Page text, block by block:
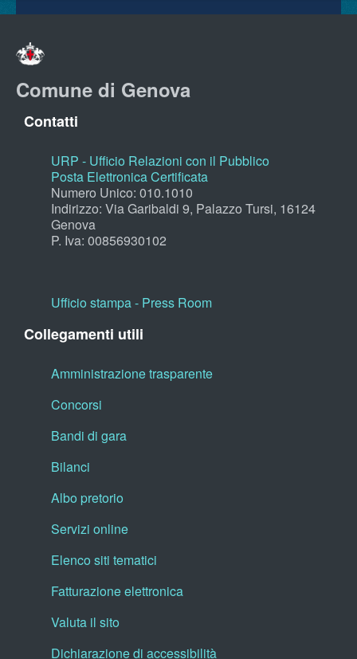
Comune di Genova
Contatti
URP - Ufficio Relazioni con il Pubblico
Posta Elettronica Certificata
Numero Unico: 010.1010
Indirizzo: Via Garibaldi 9, Palazzo Tursi, 16124
Genova
P. Iva: 00856930102
Ufficio stampa - Press Room
Collegamenti utili
Amministrazione trasparente
Concorsi
Bandi di gara
Bilanci
Albo pretorio
Servizi online
Elenco siti tematici
Fatturazione elettronica
Valuta il sito
Dichiarazione di accessibilità